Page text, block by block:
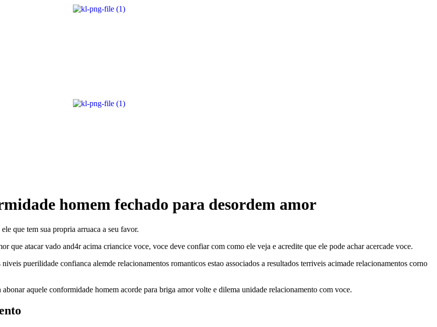
homem fechado para desordem amor
que tem sua propria arruaca a seu favor.
que atacar vado and4r acima criancice voce, voce deve confiar com como ele veja e acredite que ele pode achar acercade voce.
puerilidade confianca alemde relacionamentos romanticos estao associados a resultados terriveis acimade relacionamentos corno
aquele conformidade homem acorde para briga amor volte e dilema unidade relacionamento com voce.